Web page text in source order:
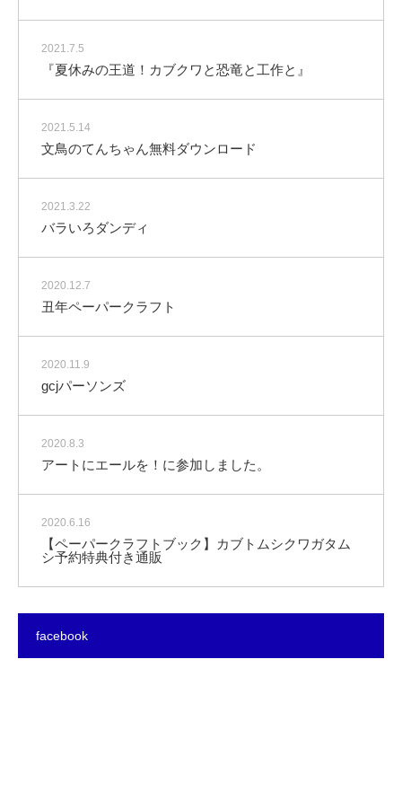
2021.7.5
『夏休みの王道！カブクワと恐竜と工作と』
2021.5.14
文鳥のてんちゃん無料ダウンロード
2021.3.22
バラいろダンディ
2020.12.7
丑年ペーパークラフト
2020.11.9
gcjパーソンズ
2020.8.3
アートにエールを！に参加しました。
2020.6.16
【ペーパークラフトブック】カブトムシクワガタム
シ予約特典付き通販
facebook